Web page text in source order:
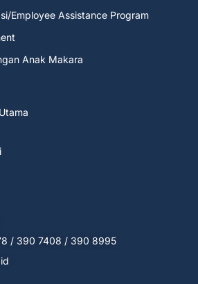
Employee Assistance Program
Anak Makara
/ 390 7408 / 390 8995